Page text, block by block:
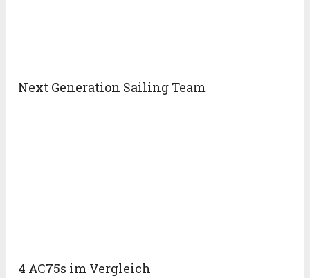
Next Generation Sailing Team
4 AC75s im Vergleich